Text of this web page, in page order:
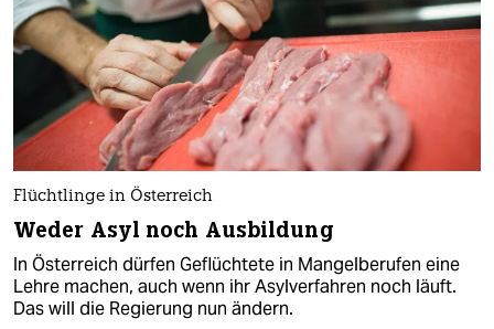
Flüchtlinge in Österreich
Weder Asyl noch Ausbildung
In Österreich dürfen Geflüchtete in Mangelberufen eine
Lehre machen, auch wenn ihr Asylverfahren noch läuft.
Das will die Regierung nun ändern.